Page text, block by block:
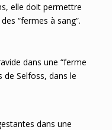
elle doit permettre
“fermes à sang”.
dans une “ferme
de Selfoss, dans le
dans une